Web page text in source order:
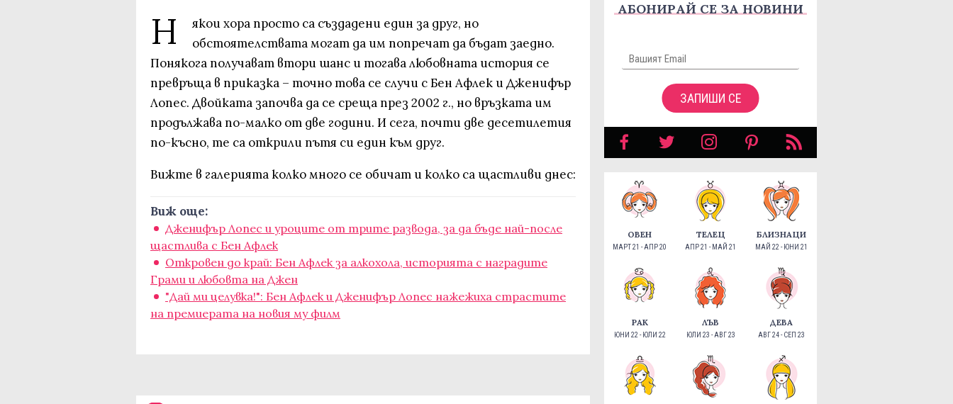
Н
якои хора просто са създадени един за друг, но
обстоятелствата могат да им попречат да бъдат заедно.
Понякога получават втори шанс и тогава любовната история се
превръща в приказка – точно това се случи с Бен Афлек и Дженифър
Лопес. Двойката започва да се среща през 2002 г., но връзката им
продължава по-малко от две години. И сега, почти две десетилетия
по-късно, те са открили пътя си един към друг.
Вижте в галерията колко много се обичат и колко са щастливи днес:
Виж още:
Дженифър Лопес и уроците от трите развода, за да бъде най-после
щастлива с Бен Афлек
Откровен до край: Бен Афлек за алкохола, историята с наградите
Грами и любовта на Джен
"Дай ми целувка!": Бен Афлек и Дженифър Лопес нажежиха страстите
на премиерата на новия му филм
АБОНИРАЙ СЕ ЗА НОВИНИ
ЗАПИШИ СЕ
ОВЕН
МАРТ 21 - АПР 20
ТЕЛЕЦ
АПР 21 - МАЙ 21
БЛИЗНАЦИ
МАЙ 22 - ЮНИ 21
РАК
ЮНИ 22 - ЮЛИ 22
ЛЪВ
ЮЛИ 23 - АВГ 23
ДЕВА
АВГ 24 - СЕП 23